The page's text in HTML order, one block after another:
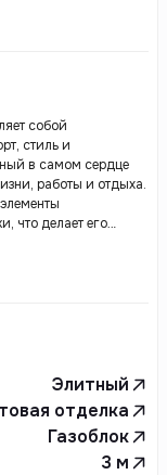
собой
стиль и
в самом сердце
работы и отдыха.
что делает его
Элитный
отделка
Газоблок
3 м